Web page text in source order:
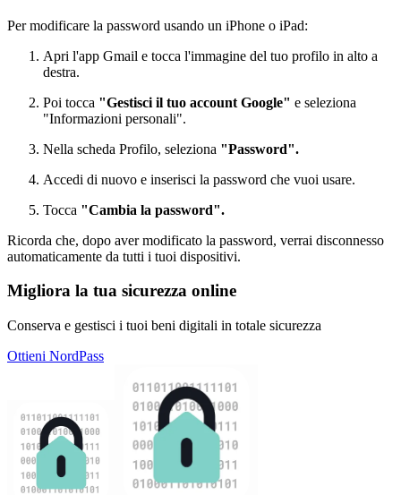
Per modificare la password usando un iPhone o iPad:
Apri l'app Gmail e tocca l'immagine del tuo profilo in alto a
destra.
Poi tocca "Gestisci il tuo account Google" e seleziona
"Informazioni personali".
Nella scheda Profilo, seleziona "Password".
Accedi di nuovo e inserisci la password che vuoi usare.
Tocca "Cambia la password".
Ricorda che, dopo aver modificato la password, verrai disconnesso
automaticamente da tutti i tuoi dispositivi.
Migliora la tua sicurezza online
Conserva e gestisci i tuoi beni digitali in totale sicurezza
Ottieni NordPass